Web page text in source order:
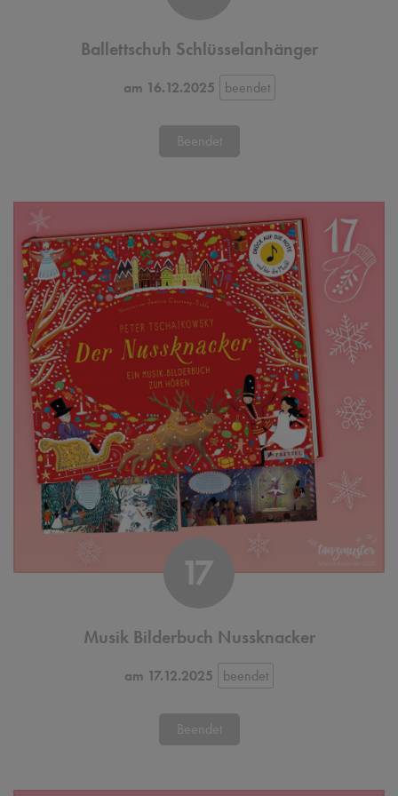
Ballettschuh Schlüsselanhänger
am 16.12.2025
Beendet
17
Musik Bilderbuch Nussknacker
am 17.12.2025
Beendet